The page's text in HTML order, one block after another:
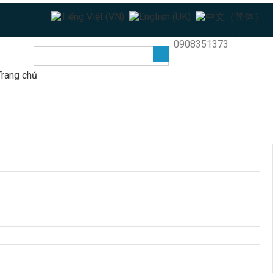
HOTLINE
0908351373
chủ